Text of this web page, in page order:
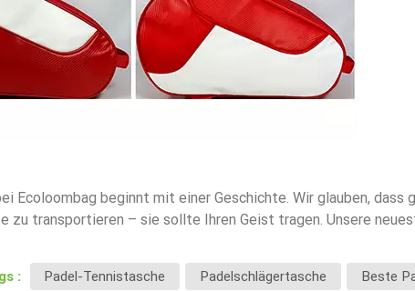
Ecoloombag beginnt mit einer Geschichte. Wir glauben, dass
zu transportieren – sie sollte Ihren Geist tragen. Unsere
für Energie, Entschlossenheit und Tatendrang – den Puls,
steht das reine Weiß für Konzentration und Klarheit, die Ruhe,
: Padel-Tennistasche Padelschlägertasche Beste